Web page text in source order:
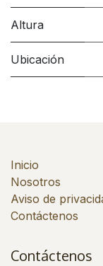
Altura
Ubicación
Inicio
Nosotros
Aviso de
Contáctenos
Contáctenos